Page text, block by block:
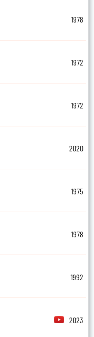
1978
1972
1972
2020
1975
1978
1992
2023